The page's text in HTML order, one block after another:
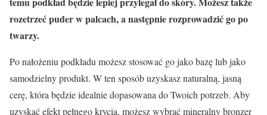
rozetrzeć puder w palcach, a następnie rozprowadzić go po
twarzy.
Po nałożeniu podkładu możesz stosować go jako bazę lub jako
samodzielny produkt. W ten sposób uzyskasz naturalną, jasną
cerę, która będzie idealnie dopasowana do Twoich potrzeb. Aby
uzyskać efekt pełnego krycia, możesz wybrać mineralny bronzer